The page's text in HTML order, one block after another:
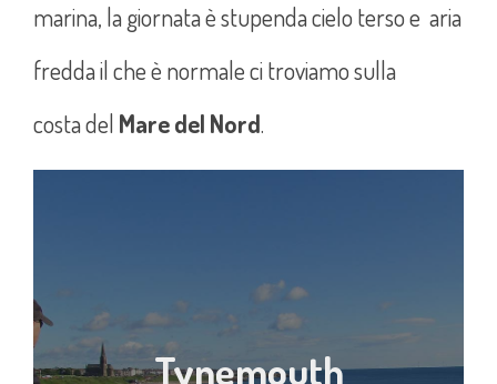
marina, la giornata è stupenda cielo terso e aria
fredda il che è normale ci troviamo sulla
costa del Mare del Nord.
Tynemouth